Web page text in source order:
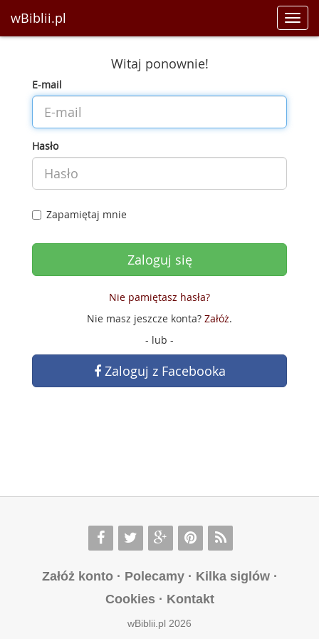
wBiblii.pl
Witaj ponownie!
E-mail
Hasło
Zapamiętaj mnie
Nie pamiętasz hasła?
Nie masz jeszcze konta? Załóż.
- lub -
Zaloguj z Facebooka
Załóż konto· Polecamy· Kilka siglów·
Cookies· Kontakt
wBiblii.pl 2026